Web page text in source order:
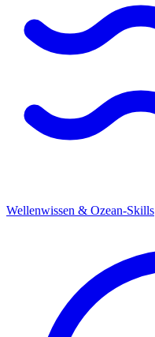
Wellenwissen & Ozean-Skills